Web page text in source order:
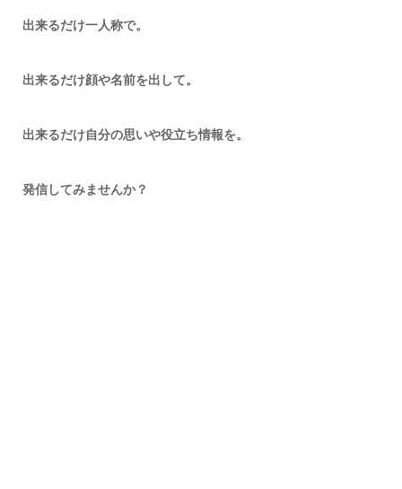
出来るだけ一人称で。
出来るだけ顔や名前を出して。
出来るだけ自分の思いや役立ち情報を。
発信してみませんか？